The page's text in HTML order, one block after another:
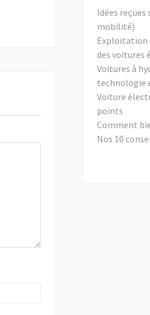
Idées
mobilité)
Exploitation
des voitures
Voitures à
technologie
Voiture
points
Comment
Nos 10